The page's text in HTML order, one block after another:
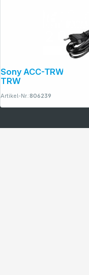
Sony ACC-TRW NEX
TRW
Artikel-Nr.:806239